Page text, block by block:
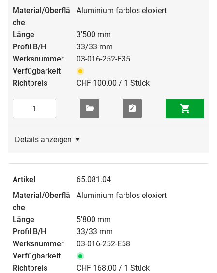
Aluminium farblos eloxiert
3'500 mm
33/33 mm
03-016-252-E35
CHF 100.00 / 1 Stück
Details anzeigen
65.081.04
Aluminium farblos eloxiert
5'800 mm
33/33 mm
03-016-252-E58
CHF 168.00 / 1 Stück